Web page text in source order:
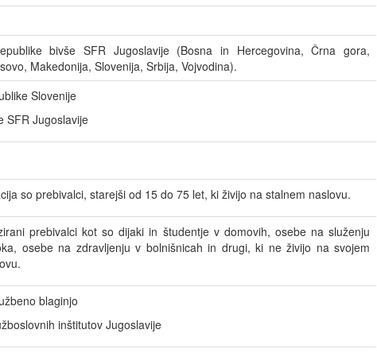
bivše SFR Jugoslavije (Bosna in Hercegovina, Črna gora,
Makedonija, Slovenija, Srbija, Vojvodina).
Slovenije
SFR Jugoslavije
so prebivalci, starejši od 15 do 75 let, ki živijo na stalnem naslovu.
prebivalci kot so dijaki in študentje v domovih, osebe na služenju
osebe na zdravljenju v bolnišnicah in drugi, ki ne živijo na svojem
blaginjo
inštitutov Jugoslavije